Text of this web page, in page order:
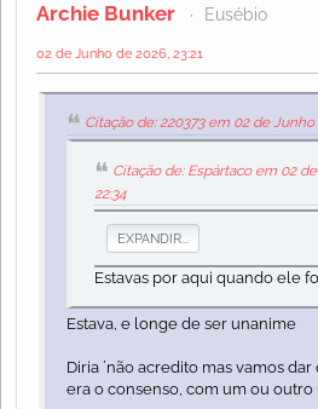
Archie Bunker Eusébio
02 de Junho de 2026, 23:21
Citação de: 220373 em 02 de Junho
Citação de: Espártaco em 02
22:34
EXPANDIR...
Estavas por aqui quando ele
Estava, e longe de ser unanime
Diria ´não acredito mas vamos
era o consenso, com um ou